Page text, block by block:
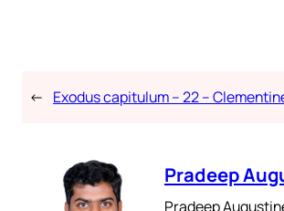
← Exodus capitulum – 22 –
Pradeep
Pradeep